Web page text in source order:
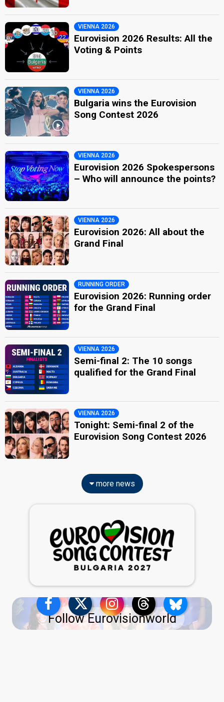
VIENNA 2026
Eurovision 2026 Results: All the
Voting & Points
VIENNA 2026
Bulgaria wins the Eurovision
Song Contest 2026
VIENNA 2026
Eurovision 2026 Spokespersons
– Who will announce the points?
VIENNA 2026
Eurovision 2026: All about the
Grand Final
RUNNING ORDER
Eurovision 2026: Running order
for the Grand Final
VIENNA 2026
Semi-final 2: The 10 songs
qualified for the Grand Final
VIENNA 2026
Tonight: Semi-final 2 of the
Eurovision Song Contest 2026
more news
Follow Eurovisionworld